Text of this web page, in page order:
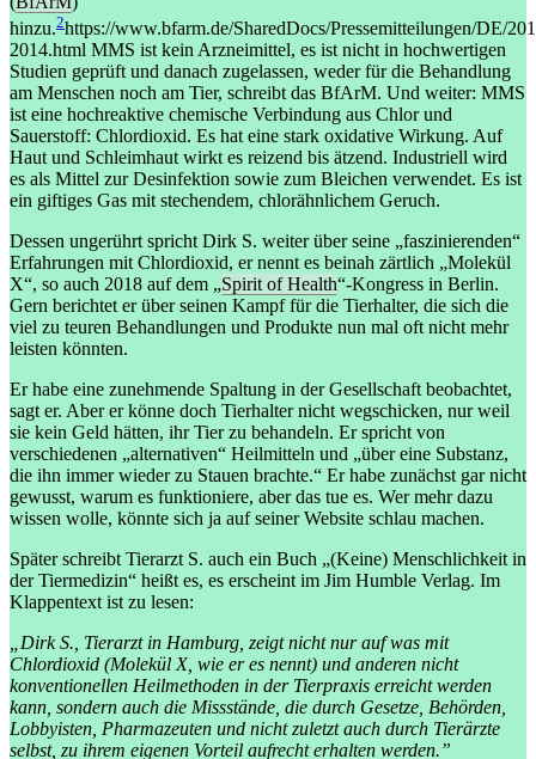
hinzu.2https://www.bfarm.de/SharedDocs/Pressemitteilungen/DE/
2014.html MMS ist kein Arzneimittel, es ist nicht in hochwertigen
Studien geprüft und danach zugelassen, weder für die Behandlung
am Menschen noch am Tier, schreibt das BfArM. Und weiter: MMS
ist eine hochreaktive chemische Verbindung aus Chlor und
Sauerstoff: Chlordioxid. Es hat eine stark oxidative Wirkung. Auf
Haut und Schleimhaut wirkt es reizend bis ätzend. Industriell wird
es als Mittel zur Desinfektion sowie zum Bleichen verwendet. Es ist
ein giftiges Gas mit stechendem, chlorähnlichem Geruch.
Dessen ungerührt spricht Dirk S. weiter über seine „faszinierenden“
Erfahrungen mit Chlordioxid, er nennt es beinah zärtlich „Molekül
X“, so auch 2018 auf dem „Spirit of Health“-Kongress in Berlin.
Gern berichtet er über seinen Kampf für die Tierhalter, die sich die
viel zu teuren Behandlungen und Produkte nun mal oft nicht mehr
leisten könnten.
Er habe eine zunehmende Spaltung in der Gesellschaft beobachtet,
sagt er. Aber er könne doch Tierhalter nicht wegschicken, nur weil
sie kein Geld hätten, ihr Tier zu behandeln. Er spricht von
verschiedenen „alternativen“ Heilmitteln und „über eine Substanz,
die ihn immer wieder zu Stauen brachte.“ Er habe zunächst gar nicht
gewusst, warum es funktioniere, aber das tue es. Wer mehr dazu
wissen wolle, könnte sich ja auf seiner Website schlau machen.
Später schreibt Tierarzt S. auch ein Buch „(Keine) Menschlichkeit in
der Tiermedizin“ heißt es, es erscheint im Jim Humble Verlag. Im
Klappentext ist zu lesen:
„Dirk S., Tierarzt in Hamburg, zeigt nicht nur auf was mit
Chlordioxid (Molekül X, wie er es nennt) und anderen nicht
konventionellen Heilmethoden in der Tierpraxis erreicht werden
kann, sondern auch die Missstände, die durch Gesetze, Behörden,
Lobbyisten, Pharmazeuten und nicht zuletzt auch durch Tierärzte
selbst, zu ihrem eigenen Vorteil aufrecht erhalten werden.”